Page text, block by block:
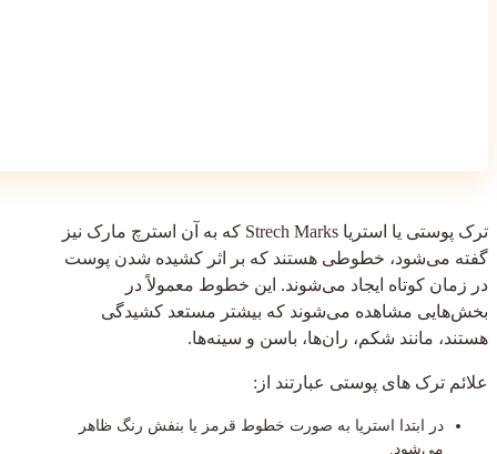
ترک پوستی یا استریا Strech Marks که به آن استرچ مارک نیز
گفته می‌شود، خطوطی هستند که بر اثر کشیده شدن پوست
در زمان کوتاه ایجاد می‌شوند. این خطوط معمولاً در
بخش‌هایی مشاهده می‌شوند که بیشتر مستعد کشیدگی
هستند، مانند شکم، ران‌ها، باسن و سینه‌ها.
علائم ترک های پوستی عبارتند از:
در ابتدا استریا به صورت خطوط قرمز یا بنفش رنگ ظاهر
می‌شود.